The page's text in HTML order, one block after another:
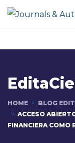
HOME BLOG
ACCESO
FINANCIERA COMO